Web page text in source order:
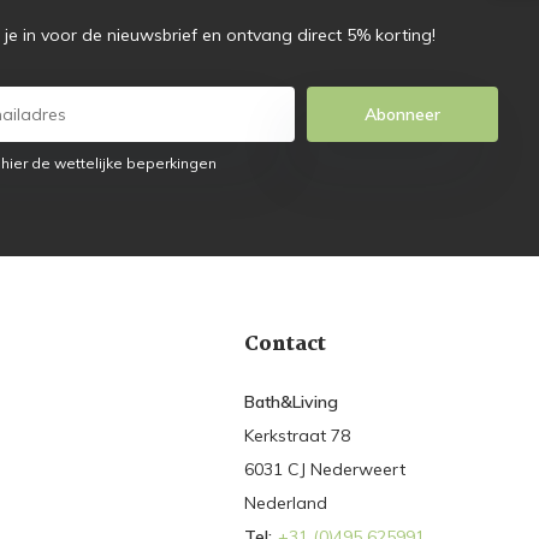
je in voor de nieuwsbrief en ontvang direct 5% korting!
Abonneer
de wettelijke beperkingen
Contact
Bath&Living
Kerkstraat 78
6031 CJ Nederweert
Nederland